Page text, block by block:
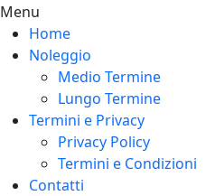
Menu
Home
Noleggio
Medio Termine
Lungo Termine
Termini e Privacy
Privacy Policy
Termini e Condizioni
Contatti